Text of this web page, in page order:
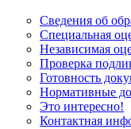
Сведения об
Cпециальная
Независимая
Проверка
Готовность
Нормативные
Это интересно!
Контактная